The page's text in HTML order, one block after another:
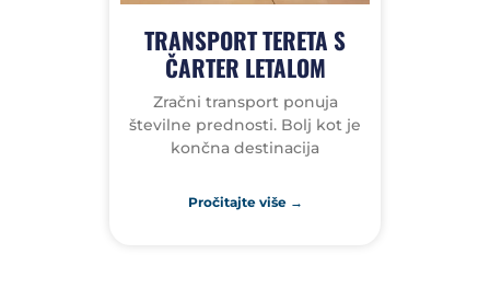
TRANSPORT TERETA S
ČARTER LETALOM
Zračni transport ponuja
številne prednosti. Bolj kot je
končna destinacija
Pročitajte više →